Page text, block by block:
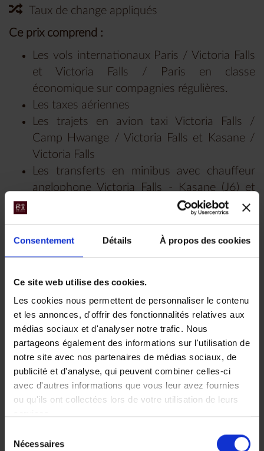
Consentement Détails À propos des cookies
Ce site web utilise des cookies.
Les cookies nous permettent de personnaliser le contenu
et les annonces, d'offrir des fonctionnalités relatives aux
médias sociaux et d'analyser notre trafic. Nous
partageons également des informations sur l'utilisation de
notre site avec nos partenaires de médias sociaux, de
publicité et d'analyse, qui peuvent combiner celles-ci
avec d'autres informations que vous leur avez fournies
ou qu'ils ont collectées lors de votre utilisation de leurs
Nécessaires
Taux de change appliqués
Ce prix comprend :
Les vols internationaux Paris / Victoria Falls
et Victoria Falls / Paris en classe
économique sur compagnies régulières.
Les taxes aériennes
Les trajets en avion taxi Victoria Falls /
Camp Hwange / Victoria Falls et Kasane /
Victoria Falls
Les transferts en minibus avec chauffeur
anglophone Victoria Falls - Kasane (J6) et
Lokuthula Lodge - aéroport de Victoria Falls
L’assistance permanente de nos bureaux
locaux à Victoria Falls et à Kasane
chambre double :
4 nuits - Parc national de Hwange -
Camp Hwange en pension complète
3 nuits - Parc national de Chobe -
Campement mobile en pension
complète
1 nuit - Victoria Falls - Lokuthula Lodge
Camp Hwange et pendant votre safari